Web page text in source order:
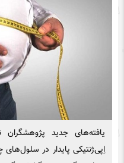
یافته‌های جدید
اِپی‌ژنتیکی پایدار در